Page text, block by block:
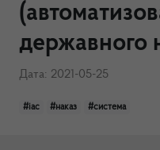
державного
Дата: 2021-05-25
#іас #наказ #система